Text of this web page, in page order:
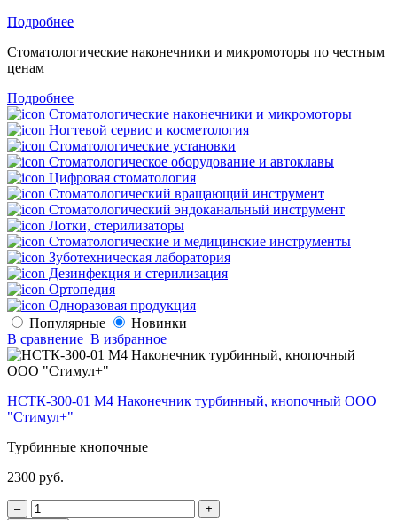
Подробнее
Стоматологические наконечники и микромоторы по честным
ценам
Подробнее
Стоматологические наконечники и микромоторы
Ногтевой сервис и косметология
Стоматологические установки
Стоматологическое оборудование и автоклавы
Цифровая стоматология
Стоматологический вращающий инструмент
Стоматологический эндоканальный инструмент
Лотки, стерилизаторы
Стоматологические и медицинские инструменты
Зуботехническая лаборатория
Дезинфекция и стерилизация
Ортопедия
Одноразовая продукция
Популярные
Новинки
В сравнение В избранное
НСТК-300-01 М4 Наконечник турбинный, кнопочный ООО
"Стимул+"
Турбинные кнопочные
2300 руб.
‒
+